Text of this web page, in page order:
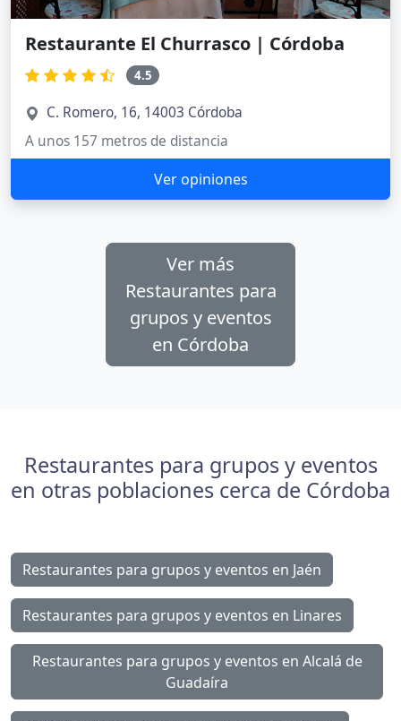
Restaurante El Churrasco | Córdoba
4.5
C. Romero, 16, 14003 Córdoba
A unos 157 metros de distancia
Ver opiniones
Ver más
Restaurantes para
grupos y eventos
en Córdoba
Restaurantes para grupos y eventos
en otras poblaciones cerca de Córdoba
Restaurantes para grupos y eventos en Jaén
Restaurantes para grupos y eventos en Linares
Restaurantes para grupos y eventos en Alcalá de
Guadaíra